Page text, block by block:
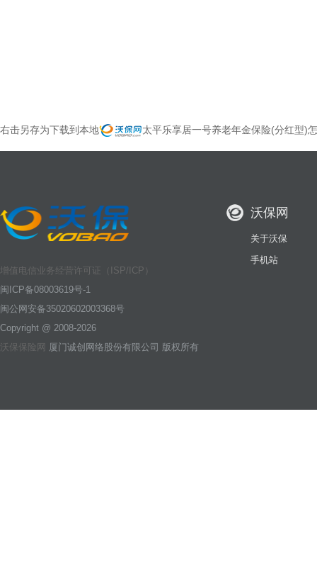
右击另存为下载到本地 太平乐享居一号养老年金保险(分红型)
增值电信业务经营许可证（ISP/ICP）
闽ICP备08003619号-1
闽公网安备35020602003368号
Copyright @ 2008-2026
沃保保险网 厦门诚创网络股份有限公司 版权所有
沃保网
关于沃保
手机站